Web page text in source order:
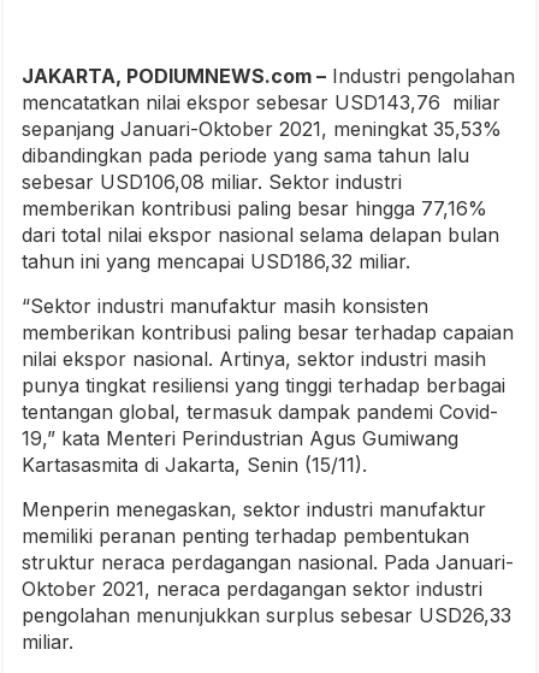
JAKARTA, PODIUMNEWS.com – Industri pengolahan
mencatatkan nilai ekspor sebesar USD143,76 miliar
sepanjang Januari-Oktober 2021, meningkat 35,53%
dibandingkan pada periode yang sama tahun lalu
sebesar USD106,08 miliar. Sektor industri
memberikan kontribusi paling besar hingga 77,16%
dari total nilai ekspor nasional selama delapan bulan
tahun ini yang mencapai USD186,32 miliar.
“Sektor industri manufaktur masih konsisten
memberikan kontribusi paling besar terhadap capaian
nilai ekspor nasional. Artinya, sektor industri masih
punya tingkat resiliensi yang tinggi terhadap berbagai
tentangan global, termasuk dampak pandemi Covid-
19,” kata Menteri Perindustrian Agus Gumiwang
Kartasasmita di Jakarta, Senin (15/11).
Menperin menegaskan, sektor industri manufaktur
memiliki peranan penting terhadap pembentukan
struktur neraca perdagangan nasional. Pada Januari-
Oktober 2021, neraca perdagangan sektor industri
pengolahan menunjukkan surplus sebesar USD26,33
miliar.